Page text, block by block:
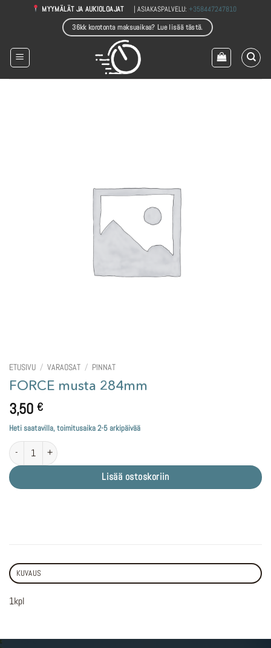
MYYMÄLÄT JA AUKIOLOAJAT | ASIAKASPALVELU:+358447247810
36kk korotonta maksuaikaa? Lue lisää tästä.
ETUSIVU / VARAOSAT / PINNAT
FORCE musta 284mm
3,50 €
Heti saatavilla, toimitusaika 2-5 arkipäivää
FORCE musta 284mm määrä
Lisää ostoskoriin
KUVAUS
1kpl